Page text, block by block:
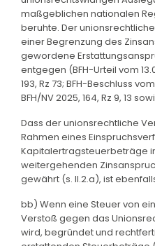
maßgeblichen nationalen
beruhte. Der
einer Begrenzung des
gewordene
entgegen (BFH-Urteil vom
193, Rz 73; BFH-Beschluss
BFH/NV 2025, 164, Rz 9, 13
Dass der unionsrechtliche
Rahmen eines
Kapitalertragsteuerbeträge
weitergehenden
gewährt (s. II.2.a), ist
bb) Wenn eine Steuer von
Verstoß gegen das
wird, begründet und